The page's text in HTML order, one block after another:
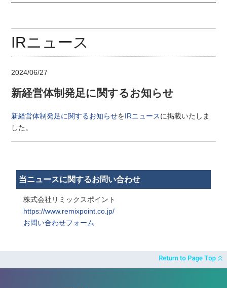
IRニュース
2024/06/27
新経営体制発足に関するお知らせ
新経営体制発足に関するお知らせをIRニュースに掲載いたしま
した。
当ニュースに関するお問い合わせ
株式会社リミックスポイント
https://www.remixpoint.co.jp/
お問い合わせフォーム